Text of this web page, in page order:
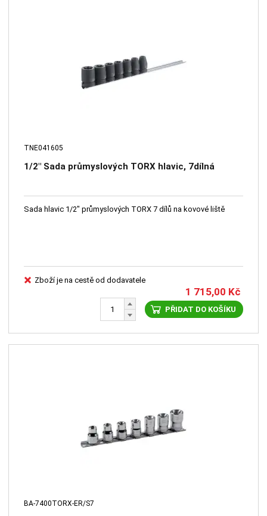
TNE041605
1/2" Sada průmyslových TORX hlavic, 7dílná
Sada hlavic 1/2" průmyslových TORX 7 dílů na kovové liště
Zboží je na cestě od dodavatele
1 715,00 Kč
PŘIDAT DO KOŠÍKU
BA-7400TORX-ER/S7